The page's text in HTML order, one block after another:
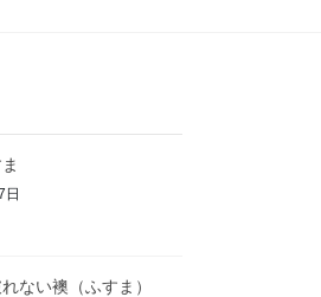
日
ない襖（ふすま）